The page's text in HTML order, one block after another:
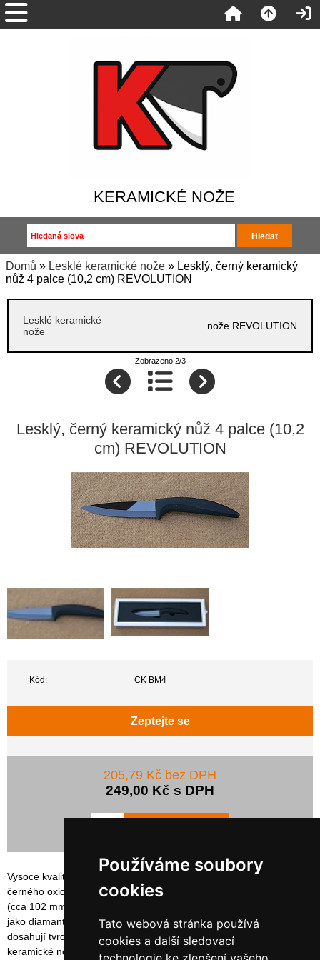
Používáme soubory
cookies
Tato webová stránka používá
cookies a další sledovací
KERAMICKÉ NOŽE
Domů » Lesklé keramické nože » Lesklý, černý keramický
nůž 4 palce (10,2 cm) REVOLUTION
Lesklé keramické
nože
nože REVOLUTION
Zobrazeno 2/3
Lesklý, černý keramický nůž 4 palce (10,2
cm) REVOLUTION
Kód: CK BM4
Zeptejte se
205,79 Kč bez DPH
249,00 Kč s DPH
Vysoce kvalitní moderní keramický nůž s lesklým černým ostřím z
černého oxidu zirkonia a černou rukojetí. Ostří nože má délku 4"
(cca 102 mm). Nůž se nemusí ostřit, protože čepel je tvrdá téměř
jako diamant, ale zároveň je také tak křehká. Nejlepší ocelové nože
dosahují tvrdosti 5,6 stupňů (dle mooshovy stupnice tvrdosti) a
keramické nože mají tvrdost 8,2 stupňů (10 má diamant). Nůž je